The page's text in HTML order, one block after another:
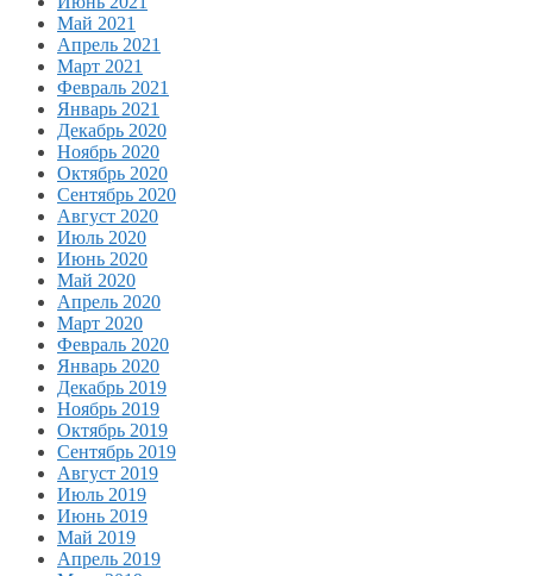
Май 2021
Апрель 2021
Март 2021
Февраль 2021
Январь 2021
Декабрь 2020
Ноябрь 2020
Октябрь 2020
Сентябрь 2020
Август 2020
Июль 2020
Июнь 2020
Май 2020
Апрель 2020
Март 2020
Февраль 2020
Январь 2020
Декабрь 2019
Ноябрь 2019
Октябрь 2019
Сентябрь 2019
Август 2019
Июль 2019
Июнь 2019
Май 2019
Апрель 2019